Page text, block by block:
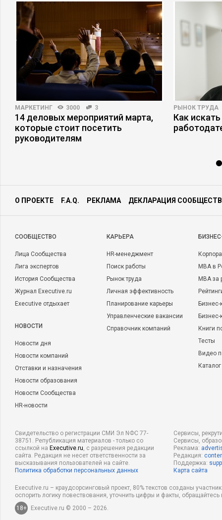
МАРКЕТИНГ 3000 3
14 деловых мероприятий марта,
которые стоит посетить
руководителям
РЫНОК ТРУДА
Как
О ПРОЕКТЕ F.A.Q. РЕКЛАМА ДЕКЛАРАЦИЯ
CООБЩЕСТВО
Лица Сообщества
Лига экспертов
История Сообщества
Журнал Executive.ru
Executive отдыхает
НОВОСТИ
Новости дня
Новости компаний
Отставки и назначения
Новости образования
Новости Сообщества
HR-новости
КАРЬЕРА
HR-менеджмент
Поиск работы
Рынок труда
Личная эффективность
Планирование карьеры
Управленческие вакансии
Справочник компаний
MBA в
MBA
Бизнес-
Книги
Тесты
Видео
Свидетельство о регистрации СМИ Эл NФС 77-
38751. Републикация материалов - только со
ссылкой на Executive.ru, с разрешения редакции
сайта. Редакция не несет ответственности за
высказывания пользователей на сайте.
Политика обработки персональных данных
Сервисы,
Сервисы,
Реклама:
Редакция:
Поддержка:
Карта сайта
Executive.ru – краудсорсинговый проект, 80% текстов созданы
оспорить логику повествования, уточнить цифры и факты,
18+
Executive.ru © 2000 – 2026.